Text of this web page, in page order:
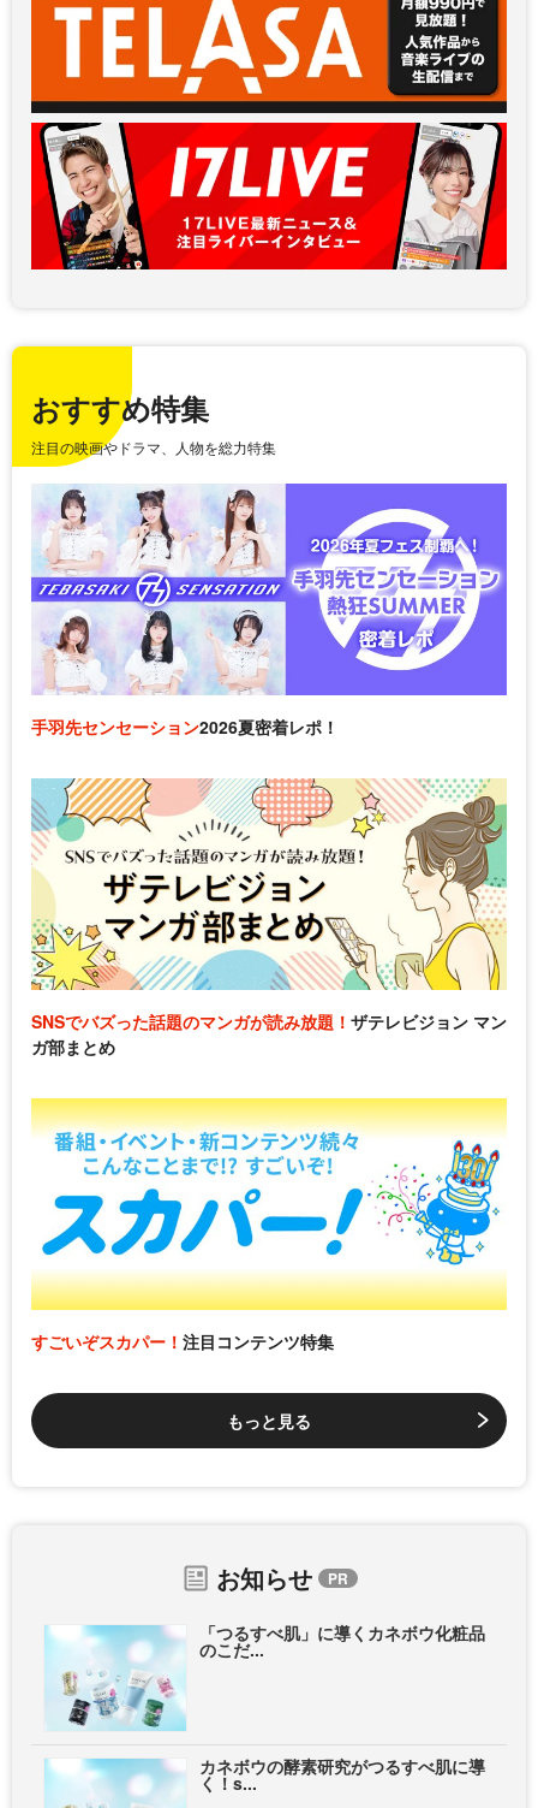
おすすめ特集
注目の映画やドラマ、人物を総力特集
手羽先センセーション2026夏密着レポ！
SNSでバズった話題のマンガが読み放題！ ザテレビジョン マン
ガ部まとめ
すごいぞスカパー！ 注目コンテンツ特集
もっと見る
お知らせ
「つるすべ肌」に導くカネボウ化粧品
のこだ...
カネボウの酵素研究がつるすべ肌に導
く！s...